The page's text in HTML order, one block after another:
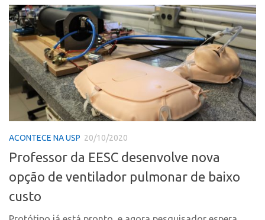
Polo Lorena
Polo Ribeirão Preto
Polo São Carlos
Programas
Bolsa 2025
Startup USP
Conexão USP
Conexão Inter-USP
Leis e Normas
Portal do Inventor
Inteligência Competitiva
Institucional
Coordenação
Polos
Polo Capital
Polo Lorena
Polo Ribeirão Preto
Polo São Carlos
Programas
Bolsa 2025
Conexão USP
ACONTECE NA USP 20/10/2020
Professor da EESC desenvolve nova
opção de ventilador pulmonar de baixo
custo